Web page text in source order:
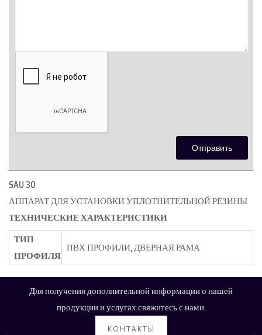
SAU 30
АППАРАТ ДЛЯ УСТАНОВКИ УПЛОТНИТЕЛЬНОЙ РЕЗИНЫ
ТЕХНИЧЕСКИЕ ХАРАКТЕРИСТИКИ
ТИП
ПРОФИЛЯ
ПВХ ПРОФИЛИ, ДВЕРНАЯ РАМА
Для получения дополнительной информации о нашей
продукции и услугах свяжитесь с нами.
КОНТАКТЫ